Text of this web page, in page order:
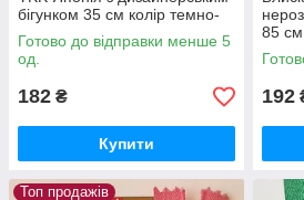
бігунком 35 см колір темно-
зелений
Готово до відправки менше 5
од.
182 ₴
Купити
85 см
192
Топ продажів